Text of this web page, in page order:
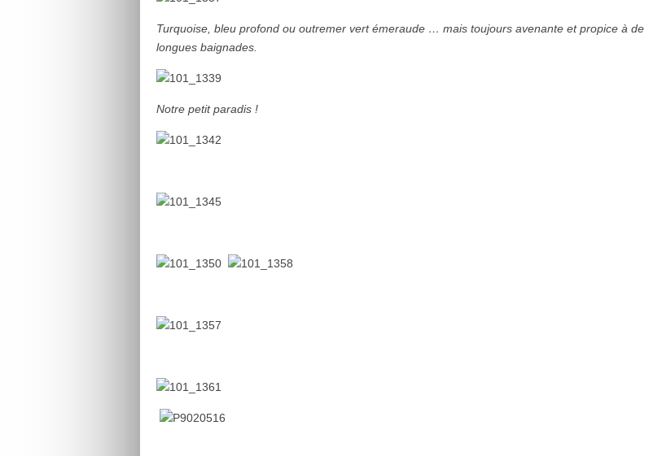
Turquoise, bleu profond ou outremer vert émeraude … mais toujours avenante et propice à de
longues baignades.
Notre petit paradis !